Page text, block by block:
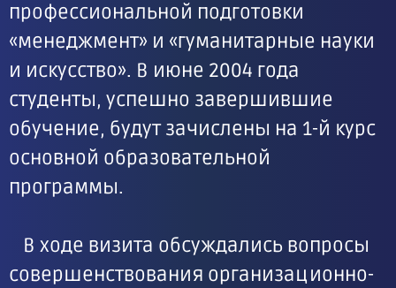
профессиональной подготовки
«менеджмент» и «гуманитарные науки
и искусство». В июне 2004 года
студенты, успешно завершившие
обучение, будут зачислены на 1-й курс
основной образовательной
программы.
В ходе визита обсуждались вопросы
совершенствования организационно-